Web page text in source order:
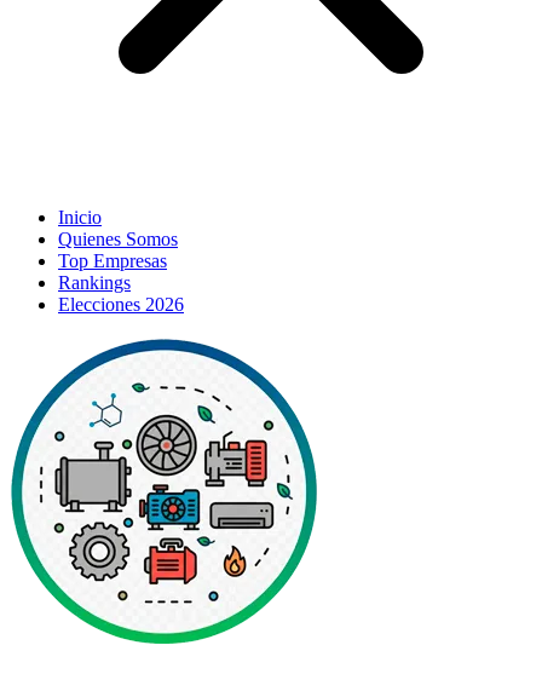
Inicio
Quienes Somos
Top Empresas
Rankings
Elecciones 2026